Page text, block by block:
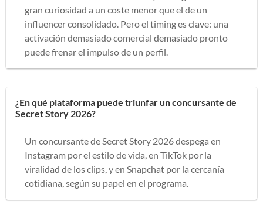
gran curiosidad a un coste menor que el de un
influencer consolidado. Pero el timing es clave: una
activación demasiado comercial demasiado pronto
puede frenar el impulso de un perfil.
¿En qué plataforma puede triunfar un concursante de
Secret Story 2026?
Un concursante de Secret Story 2026 despega en
Instagram por el estilo de vida, en TikTok por la
viralidad de los clips, y en Snapchat por la cercanía
cotidiana, según su papel en el programa.